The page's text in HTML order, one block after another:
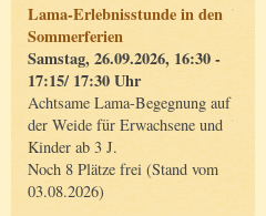
Lama-Erlebnisstunde in den
Sommerferien
Samstag, 26.09.2026, 16:30 -
17:15/ 17:30 Uhr
Achtsame Lama-Begegnung auf
der Weide für Erwachsene und
Kinder ab 3 J.
Noch 8 Plätze frei (Stand vom
03.08.2026)